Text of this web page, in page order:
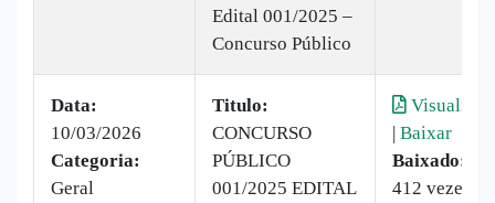
Edital 001/2025 –
Concurso Público
Data:
10/03/2026
Categoria:
Geral
Titulo:
CONCURSO
PÚBLICO
001/2025 EDITAL
Visualizar
| Baixar
Baixado:
412 vezes